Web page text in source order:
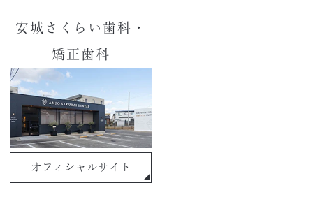
安城さくらい歯科・
矯正歯科
オフィシャルサイト